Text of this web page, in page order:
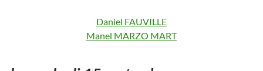
Daniel FAUVILLE
Manel MARZO MART